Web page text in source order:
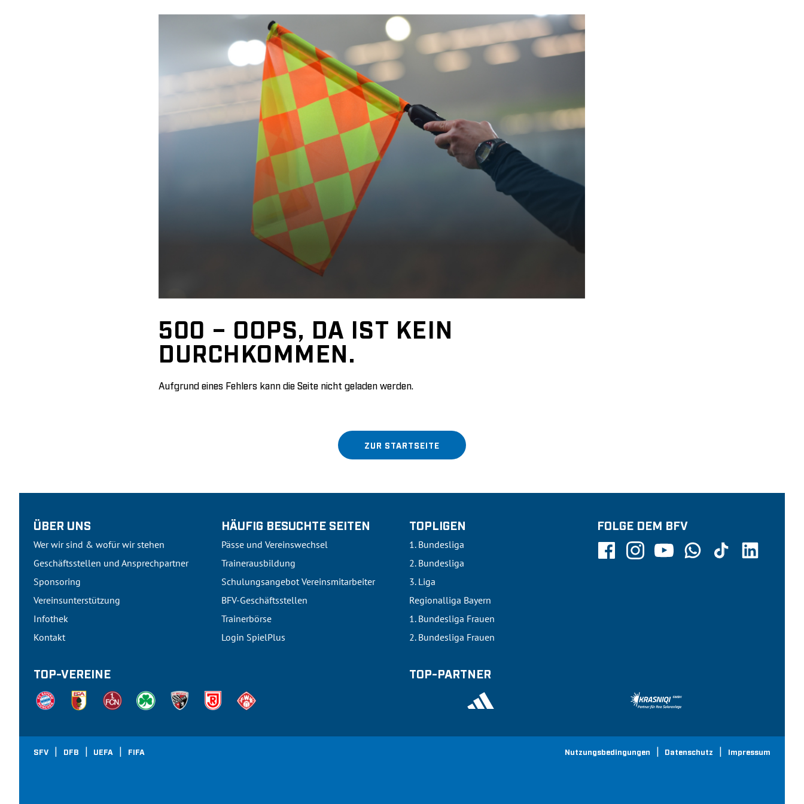
500 – OOPS, DA IST KEIN
DURCHKOMMEN.
Aufgrund eines Fehlers kann die Seite nicht geladen werden.
ZUR STARTSEITE
ÜBER UNS
Wer wir sind & wofür wir stehen
Geschäftsstellen und Ansprechpartner
Sponsoring
Vereinsunterstützung
Infothek
Kontakt
HÄUFIG BESUCHTE SEITEN
Pässe und Vereinswechsel
Trainerausbildung
Schulungsangebot Vereinsmitarbeiter
BFV-Geschäftsstellen
Trainerbörse
Login SpielPlus
TOPLIGEN
1. Bundesliga
2. Bundesliga
3. Liga
Regionalliga Bayern
1. Bundesliga Frauen
2. Bundesliga Frauen
FOLGE DEM BFV
TOP-VEREINE TOP-PARTNER
SFV DFB UEFA FIFA Nutzungsbedingungen Datenschutz Impressum